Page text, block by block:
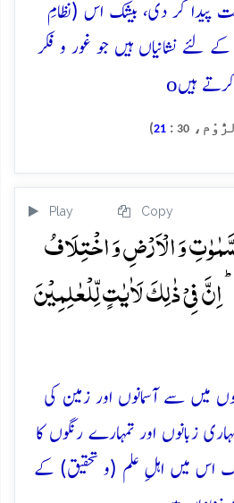
پیدا کر دی، بیشک اس (نظامِ
لئے نشانیاں ہیں جو غور و فکر
کرتے ہیںo
30
:
21
)
Play Copy
وَ الۡاَرۡضِ وَ اخۡتِلَافُ
اِنَّ فِیۡ ذٰلِکَ لَاٰیٰتٍ لِّلۡعٰلِمِیۡنَ
میں سے آسمانوں اور زمین کی
زبانوں اور تمہارے رنگوں کا
اس میں اہلِ علم (و تحقیق) کے